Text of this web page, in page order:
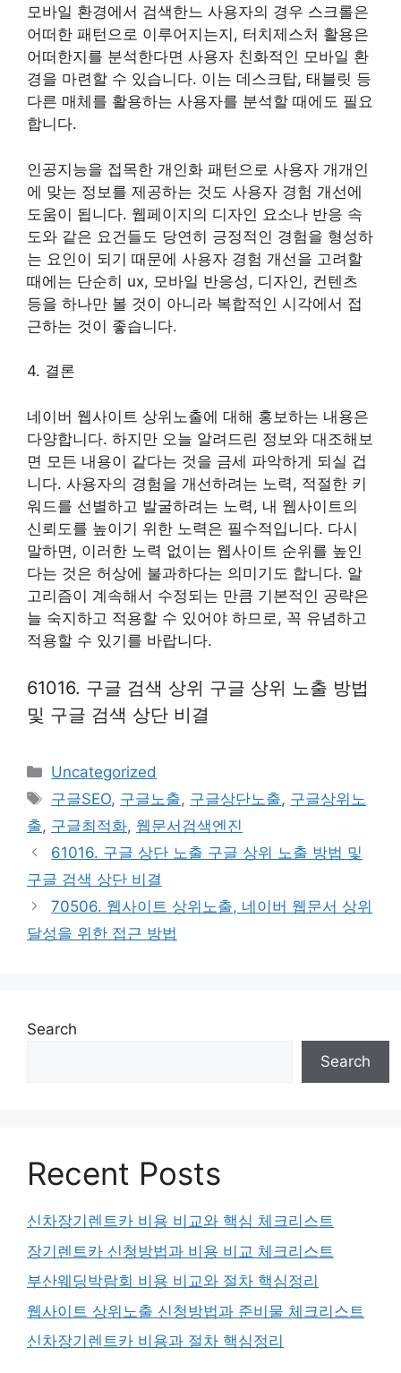
모바일 환경에서 검색한느 사용자의 경우 스크롤은
어떠한 패턴으로 이루어지는지, 터치제스처 활용은
어떠한지를 분석한다면 사용자 친화적인 모바일 환
경을 마련할 수 있습니다. 이는 데스크탑, 태블릿 등
다른 매체를 활용하는 사용자를 분석할 때에도 필요
합니다.
인공지능을 접목한 개인화 패턴으로 사용자 개개인
에 맞는 정보를 제공하는 것도 사용자 경험 개선에
도움이 됩니다. 웹페이지의 디자인 요소나 반응 속
도와 같은 요건들도 당연히 긍정적인 경험을 형성하
는 요인이 되기 때문에 사용자 경험 개선을 고려할
때에는 단순히 ux, 모바일 반응성, 디자인, 컨텐츠
등을 하나만 볼 것이 아니라 복합적인 시각에서 접
근하는 것이 좋습니다.
4. 결론
네이버 웹사이트 상위노출에 대해 홍보하는 내용은
다양합니다. 하지만 오늘 알려드린 정보와 대조해보
면 모든 내용이 같다는 것을 금세 파악하게 되실 겁
니다. 사용자의 경험을 개선하려는 노력, 적절한 키
워드를 선별하고 발굴하려는 노력, 내 웹사이트의
신뢰도를 높이기 위한 노력은 필수적입니다. 다시
말하면, 이러한 노력 없이는 웹사이트 순위를 높인
다는 것은 허상에 불과하다는 의미기도 합니다. 알
고리즘이 계속해서 수정되는 만큼 기본적인 공략은
늘 숙지하고 적용할 수 있어야 하므로, 꼭 유념하고
적용할 수 있기를 바랍니다.
61016. 구글 검색 상위 구글 상위 노출 방법
및 구글 검색 상단 비결
Categories
Uncategorized
Tags
구글SEO, 구글노출, 구글상단노출, 구글상위노
출, 구글최적화, 웹문서검색엔진
61016. 구글 상단 노출 구글 상위 노출 방법 및
구글 검색 상단 비결
70506. 웹사이트 상위노출, 네이버 웹문서 상위
달성을 위한 접근 방법
Search
Search
Recent Posts
신차장기렌트카 비용 비교와 핵심 체크리스트
장기렌트카 신청방법과 비용 비교 체크리스트
부산웨딩박람회 비용 비교와 절차 핵심정리
웹사이트 상위노출 신청방법과 준비물 체크리스트
신차장기렌트카 비용과 절차 핵심정리